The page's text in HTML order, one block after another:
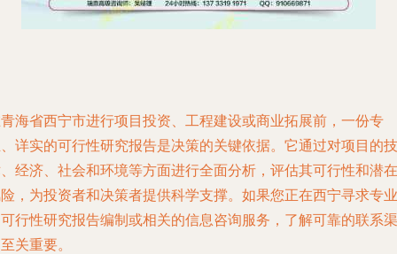
海省西宁市进行项目投资、工程建设或商业拓展前，一份专
详实的可行性研究报告是决策的关键依据。它通过对项目的技
经济、社会和环境等方面进行全面分析，评估其可行性和潜在
，为投资者和决策者提供科学支撑。如果您正在西宁寻求专业
行性研究报告编制或相关的信息咨询服务，了解可靠的联系渠
关重要。